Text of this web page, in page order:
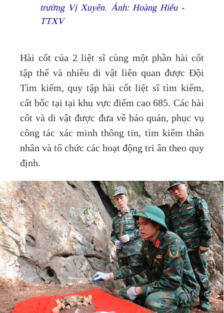
trường Vị Xuyên. Ảnh: Hoàng Hiếu -
TTXV
Hài cốt của 2 liệt sĩ cùng một phần hài cốt
tập thể và nhiều di vật liên quan được Đội
Tìm kiếm, quy tập hài cốt liệt sĩ tìm kiếm,
cất bốc tại tại khu vực điểm cao 685. Các hài
cốt và di vật được đưa về bảo quản, phục vụ
công tác xác minh thông tin, tìm kiếm thân
nhân và tổ chức các hoạt động tri ân theo quy
định.